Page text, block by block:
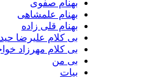
بهنام صفوی
بهنام علمشاهی
بهنام قلی زاده
بی کلام علیرضا حیدری
بی کلام مهرزاد خواجه امیری